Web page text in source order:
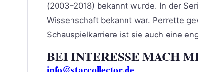
(2003–2018) bekannt wurde. In der
Wissenschaft bekannt war. Perrette
Schauspielkarriere ist sie auch eine
BEI INTERESSE MACH